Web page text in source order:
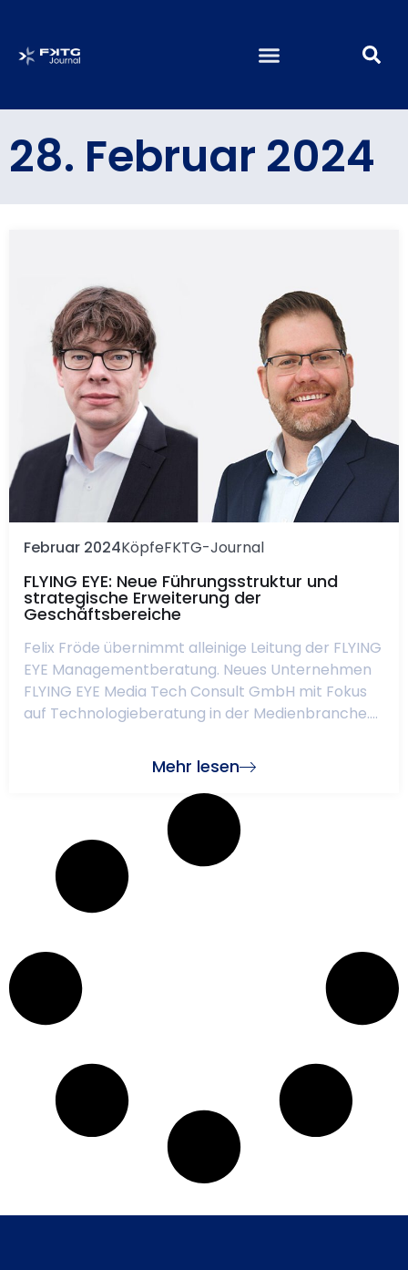
28. Februar 2024
Februar 2024KöpfeFKTG-Journal
FLYING EYE: Neue Führungsstruktur und
strategische Erweiterung der
Geschäftsbereiche
Felix Fröde übernimmt alleinige Leitung der FLYING
EYE Managementberatung. Neues Unternehmen
FLYING EYE Media Tech Consult GmbH mit Fokus
auf Technologieberatung in der Medienbranche....
Mehr lesen